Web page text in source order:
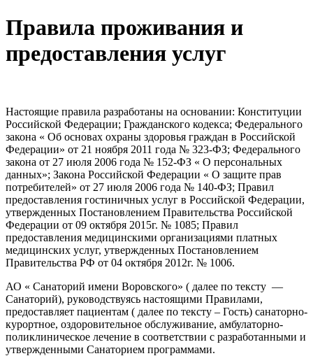
Правила проживания и
предоставления услуг
Настоящие правила разработаны на основании: Конституции
Российской Федерации; Гражданского кодекса; Федерального
закона « Об основах охраны здоровья граждан в Российской
Федерации» от 21 ноября 2011 года № 323-ФЗ; Федерального
закона от 27 июля 2006 года № 152-ФЗ « О персональных
данных»; Закона Российской Федерации « О защите прав
потребителей» от 27 июля 2006 года № 140-ФЗ; Правил
предоставления гостиничных услуг в Российской Федерации,
утвержденных Постановлением Правительства Российской
Федерации от 09 октября 2015г. № 1085; Правил
предоставления медицинскими организациями платных
медицинских услуг, утвержденных Постановлением
Правительства РФ от 04 октября 2012г. № 1006.
АО « Санаторий имени Воровского» ( далее по тексту —
Санаторий), руководствуясь настоящими Правилами,
предоставляет пациентам ( далее по тексту – Гость) санаторно-
курортное, оздоровительное обслуживание, амбулаторно-
поликлиническое лечение в соответствии с разработанными и
утвержденными Санаторием программами.